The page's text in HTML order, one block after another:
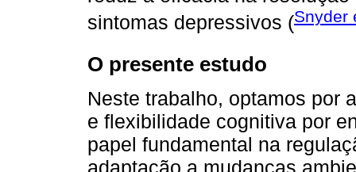
sintomas depressivos (Snyder
O presente estudo
Neste trabalho, optamos por
e flexibilidade cognitiva por
papel fundamental na
adaptação a mudanças